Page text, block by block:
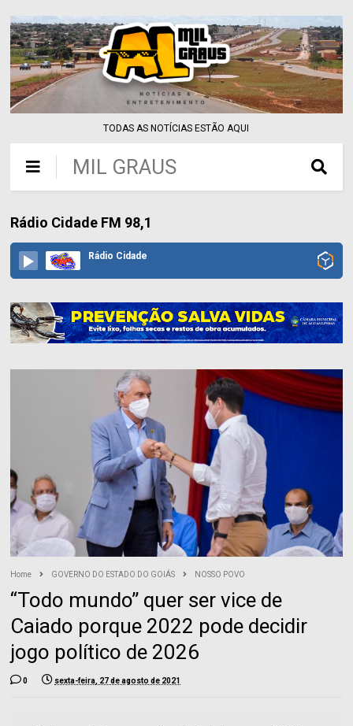
TODAS AS NOTÍCIAS ESTÃO AQUI
MIL GRAUS
Rádio Cidade FM 98,1
Rádio Cidade
Home GOVERNO DO ESTADO DO GOIÁS NOSSO POVO
“Todo mundo” quer ser vice de
Caiado porque 2022 pode decidir
jogo político de 2026
0 sexta-feira, 27 de agosto de 2021